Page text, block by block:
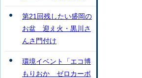
第21回残したい盛岡の
お盆 迎え火・黒川さ
んさ門付け
環境イベント「エコ博
もりおか ゼロカーボ